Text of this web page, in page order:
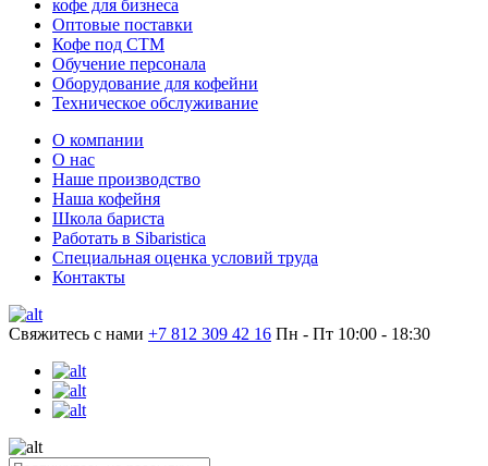
кофе для бизнеса
Оптовые поставки
Кофе под СТМ
Обучение персонала
Оборудование для кофейни
Техническое обслуживание
О компании
О нас
Наше производство
Наша кофейня
Школа бариста
Работать в Sibaristica
Специальная оценка условий труда
Контакты
Свяжитесь с нами +7 812 309 42 16 Пн - Пт 10:00 - 18:30